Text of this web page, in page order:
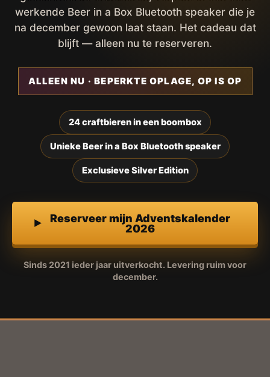
werkende Beer in a Box Bluetooth speaker die je
na december gewoon laat staan. Het cadeau dat
blijft — alleen nu te reserveren.
ALLEEN NU · BEPERKTE OPLAGE, OP IS OP
24 craftbieren in een boombox
Unieke Beer in a Box Bluetooth speaker
Exclusieve Silver Edition
Reserveer mijn Adventskalender
2026
Sinds 2021 ieder jaar uitverkocht. Levering ruim voor
december.